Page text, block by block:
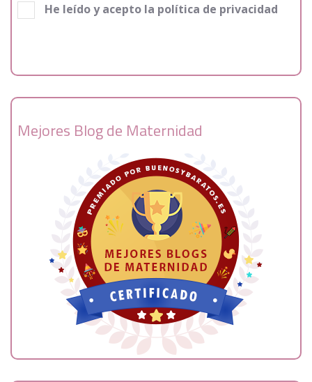
He leído y acepto la política de privacidad
Mejores Blog de Maternidad